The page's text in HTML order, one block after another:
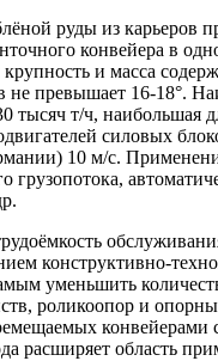
руды из карьеров
конвейера в
и масса
превышает 16-18°.
т/ч, наибольшая
силовых
10 м/с.
конструктивно-
уменьшить
роликоопор и
расширяет область